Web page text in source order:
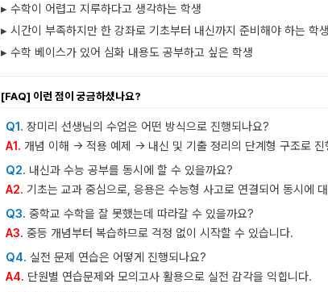
▸ 수학이 어렵고 지루하다고 생각하는 학생
▸ 시간이 부족하지만 한 강좌로 기초부터 내신까지 준비해야 하는 학생
▸ 수학 베이스가 있어 심화 내용도 공부하고 싶은 학생
[FAQ] 이런 점이 궁금하셨나요?
Q1. 장미리 선생님의 수업은 어떤 방식으로 진행되나요?
A1. 개념 이해 → 적용 예제 → 내신 및 기출 정리의 단계형 구조로 진
Q2. 내신과 수능 공부를 동시에 할 수 있을까요?
A2. 기초는 교과 중심으로, 응용은 수능형 사고로 연결되어 동시에
Q3. 중학교 수학을 잘 못했는데 따라갈 수 있을까요?
A3. 중등 개념부터 복습하므로 걱정 없이 시작할 수 있습니다.
Q4. 실전 문제 연습은 어떻게 진행되나요?
A4. 단원별 연습문제와 모의고사 활용으로 실전 감각을 익힙니다.